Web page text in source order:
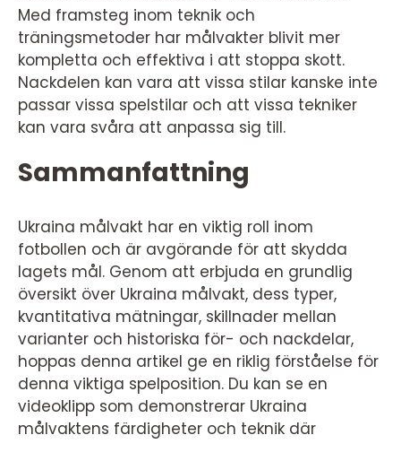
Med framsteg inom teknik och
träningsmetoder har målvakter blivit mer
kompletta och effektiva i att stoppa skott.
Nackdelen kan vara att vissa stilar kanske inte
passar vissa spelstilar och att vissa tekniker
kan vara svåra att anpassa sig till.
Sammanfattning
Ukraina målvakt har en viktig roll inom
fotbollen och är avgörande för att skydda
lagets mål. Genom att erbjuda en grundlig
översikt över Ukraina målvakt, dess typer,
kvantitativa mätningar, skillnader mellan
varianter och historiska för- och nackdelar,
hoppas denna artikel ge en riklig förståelse för
denna viktiga spelposition. Du kan se en
videoklipp som demonstrerar Ukraina
målvaktens färdigheter och teknik där